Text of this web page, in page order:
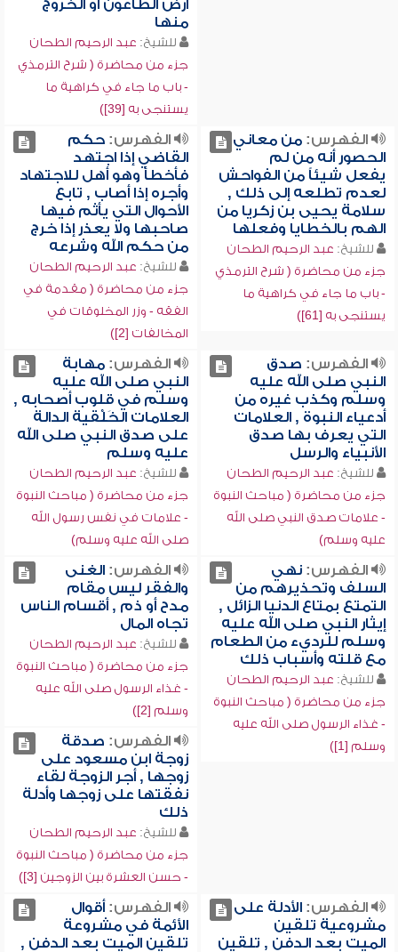
أرض الطاعون أو الخروج
منها
للشيخ: عبد الرحيم الطحان
جزء من محاضرة ( شرح الترمذي
- باب ما جاء في كراهية ما
يستنجى به [39])
الفهرس:من معاني
الحصور أنه من لم
يفعل شيئاً من الفواحش
لعدم تطلعه إلى ذلك ,
سلامة يحيى بن زكريا من
الهم بالخطايا وفعلها
للشيخ: عبد الرحيم الطحان
جزء من محاضرة ( شرح الترمذي
- باب ما جاء في كراهية ما
يستنجى به [61])
الفهرس:حكم
القاضي إذا اجتهد
فأخطأ وهو أهل للاجتهاد
وأجره إذا أصاب , تابع
الأحوال التي يأثم فيها
صاحبها ولا يعذر إذا خرج
من حكم الله وشرعه
للشيخ: عبد الرحيم الطحان
جزء من محاضرة ( مقدمة في
الفقه - وزر المخلوقات في
المخالفات [2])
الفهرس: صدق
النبي صلى الله عليه
وسلم وكذب غيره من
أدعياء النبوة , العلامات
التي يعرف بها صدق
الأنبياء والرسل
للشيخ: عبد الرحيم الطحان
جزء من محاضرة ( مباحث النبوة
- علامات صدق النبي صلى الله
عليه وسلم)
الفهرس:مهابة
النبي صلى الله عليه
وسلم في قلوب أصحابه ,
العلامات الخَلْقية الدالة
على صدق النبي صلى الله
عليه وسلم
للشيخ: عبد الرحيم الطحان
جزء من محاضرة ( مباحث النبوة
- علامات في نفس رسول الله
صلى الله عليه وسلم)
الفهرس:نهي
السلف وتحذيرهم من
التمتع بمتاع الدنيا الزائل ,
إيثار النبي صلى الله عليه
وسلم للرديء من الطعام
مع قلته وأسباب ذلك
للشيخ: عبد الرحيم الطحان
جزء من محاضرة ( مباحث النبوة
- غذاء الرسول صلى الله عليه
وسلم [1])
الفهرس:الغنى
والفقر ليس مقام
مدح أو ذم , أقسام الناس
تجاه المال
للشيخ: عبد الرحيم الطحان
جزء من محاضرة ( مباحث النبوة
- غذاء الرسول صلى الله عليه
وسلم [2])
الفهرس: صدقة
زوجة ابن مسعود على
زوجها , أجر الزوجة لقاء
نفقتها على زوجها وأدلة
ذلك
للشيخ: عبد الرحيم الطحان
جزء من محاضرة ( مباحث النبوة
- حسن العشرة بين الزوجين [3])
الفهرس:الأدلة على
مشروعية تلقين
الميت بعد الدفن , تلقين
الفهرس:أقوال
الأئمة في مشروعة
تلقين الميت بعد الدفن ,